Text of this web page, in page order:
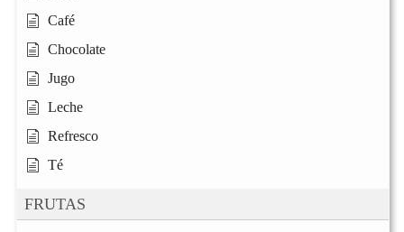
Café
Chocolate
Jugo
Leche
Refresco
Té
FRUTAS